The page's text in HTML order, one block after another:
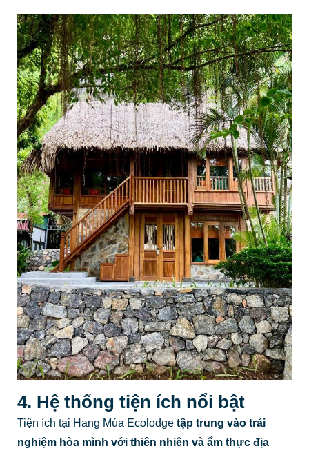
4. Hệ thống tiện ích nổi bật
Tiện ích tại Hang Múa Ecolodgetập trung vào trải
nghiệm hòa mình với thiên nhiên và ẩm thực địa